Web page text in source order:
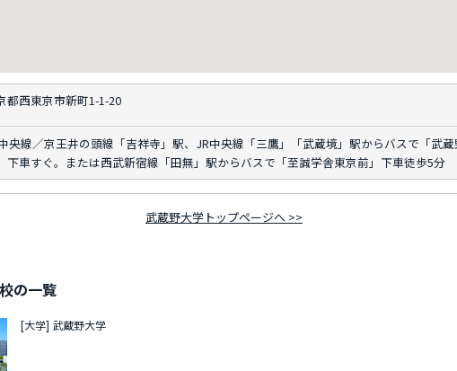
都西東京市新町1-1-20
央線／京王井の頭線「吉祥寺」駅、JR中央線「三鷹」「武蔵境」駅からバスで「武蔵
下車すぐ。または西武新宿線「田無」駅からバスで「至誠学舎東京前」下車徒歩5分
武蔵野大学トップページへ >>
の一覧
[大学] 武蔵野大学